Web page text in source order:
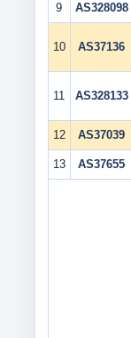
9 AS328098
10 AS37136
11 AS328133
12 AS37039
13 AS37655